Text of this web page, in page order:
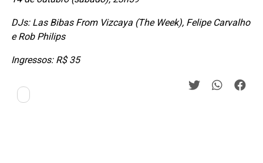
DJs: Las Bibas From Vizcaya (The Week), Felipe Carvalho
e Rob Philips
Ingressos: R$ 35